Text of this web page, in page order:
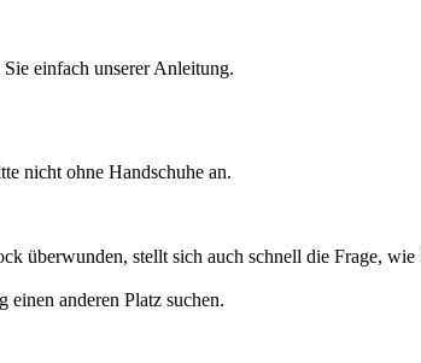
einfach unserer Anleitung.
nicht ohne Handschuhe an.
überwunden, stellt sich auch schnell die Frage,
einen anderen Platz suchen.